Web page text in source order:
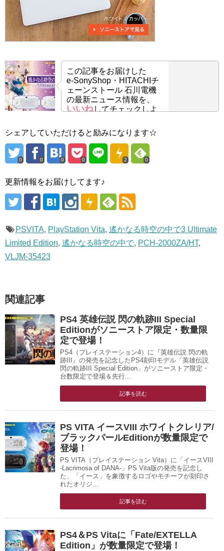
この記事をお届けした
e-SonyShop・HITACHIチ
ェーンストール 石川電機
の最新ニュース情報を、
いいねしてチェックしよ
シェアしていただけると励みになります☆
0 0 0 0 2 0
更新情報をお届けしてます♪
PSVITA, PlayStation Vita, 遙かなる時空の中で3 Ultimate
Limited Edition, 遙かなる時空の中で, PCH-2000ZA/HT,
VLJM-35423
関連記事
PS4 英雄伝説 閃の軌跡III Special
Editionがソニーストア限定・数量限
定で登場！
PS4（プレイステーション4）に『英雄伝説 閃の軌
跡III』の発売を記念したPS4刻印モデル「英雄伝説
閃の軌跡III Special Edition」がソニーストア限定・
台数限定で登場＆先行...
記事を読む
PS VITA イースVIII ホワイトクレリア/
ブラックパールEditionが数量限定で
登場！
PS VITA（プレイステーション Vita）に「イースVIII
-Lacrimosa of DANA-」PS Vita版の発売を記念し
た、「イース」を象徴するロゴやモチーフが刻印さ
れたオリジ...
記事を読む
PS4＆PS Vitaに「Fate/EXTELLA
Edition」が数量限定で登場！